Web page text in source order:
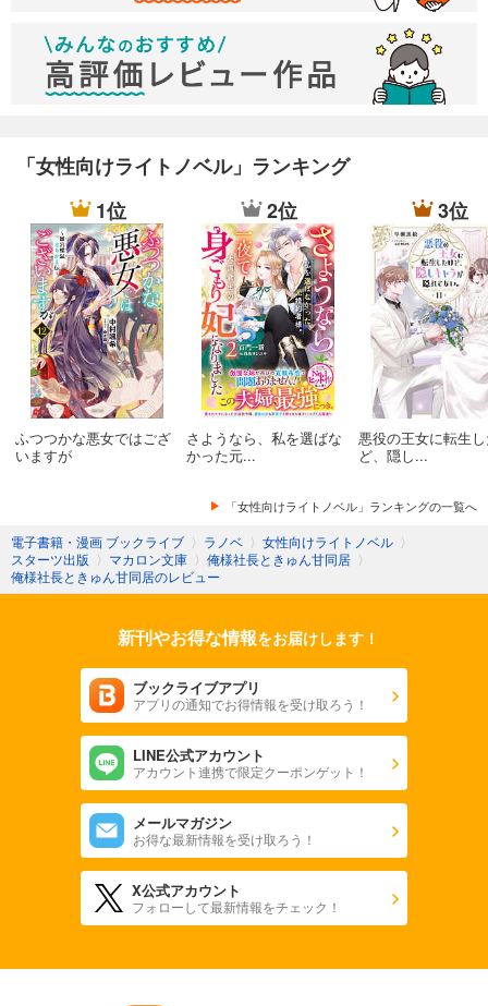
「女性向けライトノベル」ランキング
1位
ふつつかな悪女ではござ
いますが
2位
さようなら、私を選ばな
かった元...
3位
悪役の王女に転生
ど、隠し...
「女性向けライトノベル」ランキングの一覧へ
電子書籍・漫画 ブックライブ 〉 ラノベ 〉 女性向けライトノベル 〉
スターツ出版 〉 マカロン文庫 〉 俺様社長ときゅん甘同居 〉
俺様社長ときゅん甘同居のレビュー
新刊やお得な情報をお届けします！
ブックライブアプリ
アプリの通知でお得情報を受け取ろう！
LINE公式アカウント
アカウント連携で限定クーポンゲット！
メールマガジン
お得な最新情報を受け取ろう！
X公式アカウント
フォローして最新情報をチェック！